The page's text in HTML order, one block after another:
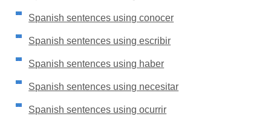
Spanish sentences using conocer
Spanish sentences using escribir
Spanish sentences using haber
Spanish sentences using necesitar
Spanish sentences using ocurrir